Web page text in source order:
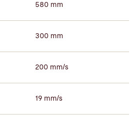
580 mm
300 mm
200 mm/s
19 mm/s